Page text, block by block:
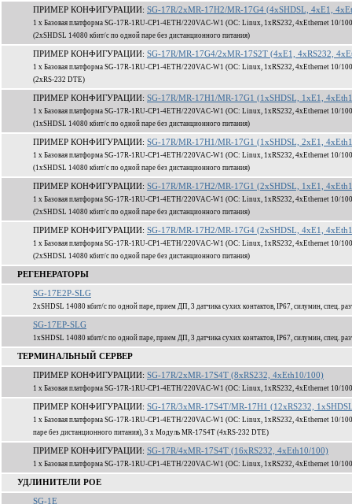
ПРИМЕР КОНФИГУРАЦИИ: SG-17R/2xMR-17H2/MR-17G4 (4xSHDSL, 4xE1,
1 x Базовая платформа SG-17R-1RU-CP1-4ETH/220VAC-W1 (ОС: Linux, 1xRS232, 4xEthernet 10/
(2xSHDSL 14080 кбит/c по одной паре без дистанционного питания)
ПРИМЕР КОНФИГУРАЦИИ: SG-17R/MR-17G4/2xMR-17S2T (4xE1, 4xRS232,
1 x Базовая платформа SG-17R-1RU-CP1-4ETH/220VAC-W1 (ОС: Linux, 1xRS232, 4xEthernet 10/
(2xRS-232 DTE)
ПРИМЕР КОНФИГУРАЦИИ: SG-17R/MR-17H1/MR-17G1 (1xSHDSL, 1xE1,
1 x Базовая платформа SG-17R-1RU-CP1-4ETH/220VAC-W1 (ОС: Linux, 1xRS232, 4xEthernet 10/
(1xSHDSL 14080 кбит/c по одной паре без дистанционного питания)
ПРИМЕР КОНФИГУРАЦИИ: SG-17R/MR-17H1/MR-17G1 (1xSHDSL, 2xE1,
1 x Базовая платформа SG-17R-1RU-CP1-4ETH/220VAC-W1 (ОС: Linux, 1xRS232, 4xEthernet 10/
(1xSHDSL 14080 кбит/c по одной паре без дистанционного питания)
ПРИМЕР КОНФИГУРАЦИИ: SG-17R/MR-17H2/MR-17G1 (2xSHDSL, 1xE1,
1 x Базовая платформа SG-17R-1RU-CP1-4ETH/220VAC-W1 (ОС: Linux, 1xRS232, 4xEthernet 10/
(2xSHDSL 14080 кбит/c по одной паре без дистанционного питания)
ПРИМЕР КОНФИГУРАЦИИ: SG-17R/MR-17H2/MR-17G4 (2xSHDSL, 4xE1,
1 x Базовая платформа SG-17R-1RU-CP1-4ETH/220VAC-W1 (ОС: Linux, 1xRS232, 4xEthernet 10/
(2xSHDSL 14080 кбит/c по одной паре без дистанционного питания)
РЕГЕНЕРАТОРЫ
SG-17E2P-SLG
2xSHDSL 14080 кбит/c по одной паре, прием ДП, 3 датчика сухих контактов, IP67, силумин, спец.
SG-17EP-SLG
1xSHDSL 14080 кбит/c по одной паре, прием ДП, 3 датчика сухих контактов, IP67, силумин, спец.
ТЕРМИНАЛЬНЫЙ СЕРВЕР
ПРИМЕР КОНФИГУРАЦИИ: SG-17R/2xMR-17S4T (8xRS232, 4xEth10/100)
1 x Базовая платформа SG-17R-1RU-CP1-4ETH/220VAC-W1 (ОС: Linux, 1xRS232, 4xEthernet 10/
ПРИМЕР КОНФИГУРАЦИИ: SG-17R/3xMR-17S4T/MR-17H1 (12xRS232,
1 x Базовая платформа SG-17R-1RU-CP1-4ETH/220VAC-W1 (ОС: Linux, 1xRS232, 4xEthernet 10/
паре без дистанционного питания), 3 x Модуль MR-17S4T (4xRS-232 DTE)
ПРИМЕР КОНФИГУРАЦИИ: SG-17R/4xMR-17S4T (16xRS232, 4xEth10/100)
1 x Базовая платформа SG-17R-1RU-CP1-4ETH/220VAC-W1 (ОС: Linux, 1xRS232, 4xEthernet 10/
УДЛИНИТЕЛИ POE
SG-1E